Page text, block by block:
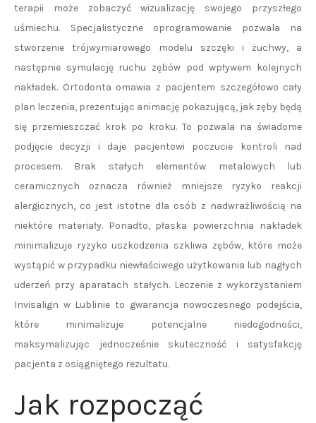
terapii może zobaczyć wizualizację swojego przyszłego
uśmiechu. Specjalistyczne oprogramowanie pozwala na
stworzenie trójwymiarowego modelu szczęki i żuchwy, a
następnie symulację ruchu zębów pod wpływem kolejnych
nakładek. Ortodonta omawia z pacjentem szczegółowo cały
plan leczenia, prezentując animację pokazującą, jak zęby będą
się przemieszczać krok po kroku. To pozwala na świadome
podjęcie decyzji i daje pacjentowi poczucie kontroli nad
procesem. Brak stałych elementów metalowych lub
ceramicznych oznacza również mniejsze ryzyko reakcji
alergicznych, co jest istotne dla osób z nadwrażliwością na
niektóre materiały. Ponadto, płaska powierzchnia nakładek
minimalizuje ryzyko uszkodzenia szkliwa zębów, które może
wystąpić w przypadku niewłaściwego użytkowania lub nagłych
uderzeń przy aparatach stałych. Leczenie z wykorzystaniem
Invisalign w Lublinie to gwarancja nowoczesnego podejścia,
które minimalizuje potencjalne niedogodności,
maksymalizując jednocześnie skuteczność i satysfakcję
pacjenta z osiągniętego rezultatu.
Jak rozpocząć